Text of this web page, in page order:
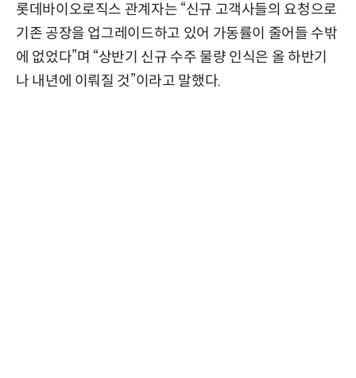
롯데바이오로직스 관계자는 “신규 고객사들의 요청으로
기존 공장을 업그레이드하고 있어 가동률이 줄어들 수밖
에 없었다”며 “상반기 신규 수주 물량 인식은 올 하반기
나 내년에 이뤄질 것”이라고 말했다.